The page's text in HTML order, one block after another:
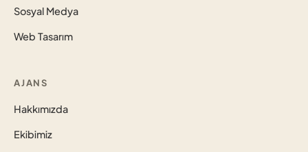
Sosyal Medya
Web Tasarım
AJANS
Hakkımızda
Ekibimiz